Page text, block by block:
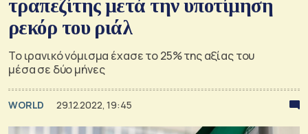
τραπεζίτης μετά την υποτίμηση
ρεκόρ του ριάλ
Το ιρανικό νόμισμα έχασε το 25% της αξίας του
μέσα σε δύο μήνες
WORLD 29.12.2022, 19:45